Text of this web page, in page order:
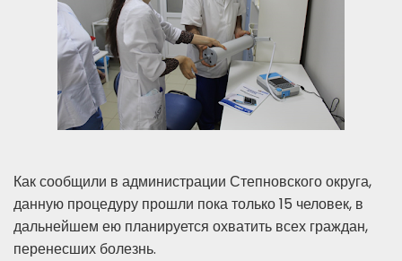
Как сообщили в администрации Степновского округа,
данную процедуру прошли пока только 15 человек, в
дальнейшем ею планируется охватить всех граждан,
перенесших болезнь.